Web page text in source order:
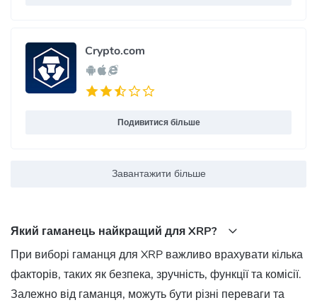
Crypto.com
Подивитися більше
Завантажити більше
Який гаманець найкращий для XRP?
При виборі гаманця для XRP важливо врахувати кілька
факторів, таких як безпека, зручність, функції та комісії.
Залежно від гаманця, можуть бути різні переваги та